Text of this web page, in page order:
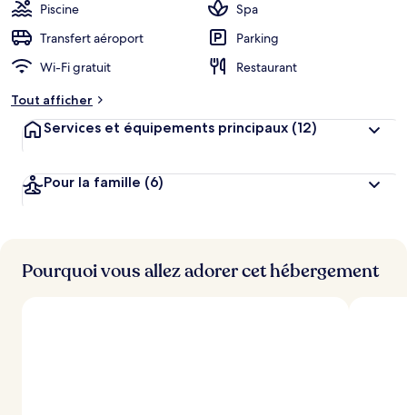
Piscine
Spa
Transfert aéroport
Parking
Wi-Fi gratuit
Restaurant
Tout afficher
Services et équipements principaux (12)
Pour la famille (6)
Pourquoi vous allez adorer cet hébergement